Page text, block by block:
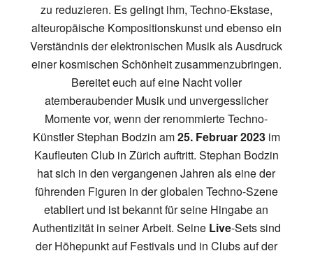
zu reduzieren. Es gelingt ihm, Techno-Ekstase,
alteuropäische Kompositionskunst und ebenso ein
Verständnis der elektronischen Musik als Ausdruck
einer kosmischen Schönheit zusammenzubringen.
Bereitet euch auf eine Nacht voller
atemberaubender Musik und unvergesslicher
Momente vor, wenn der renommierte Techno-
Künstler Stephan Bodzin am25. Februar 2023im
Kaufleuten Club in Zürich auftritt. Stephan Bodzin
hat sich in den vergangenen Jahren als eine der
führenden Figuren in der globalen Techno-Szene
etabliert und ist bekannt für seine Hingabe an
Authentizität in seiner Arbeit. Seine Live-Sets sind
der Höhepunkt auf Festivals und in Clubs auf der